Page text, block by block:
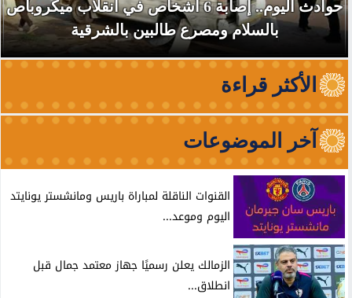
حوادث اليوم.. إصابة 6 أشخاص في انقلاب ميكروباص
بالسلام ومصرع طالبين بالشرقية
الأكثر قراءة
آخر الموضوعات
القنوات الناقلة لمباراة باريس ومانشستر يونايتد
اليوم وموعد...
الزمالك يعلن رسميًا جهاز معتمد جمال قبل
انطلاق...